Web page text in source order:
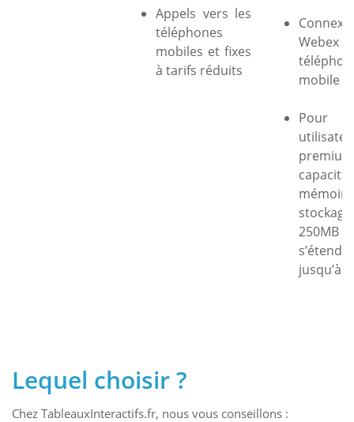
Appels vers les
téléphones
mobiles et fixes
à tarifs réduits
Webex
mobile
capacité
250MB
jusqu’à
Lequel choisir ?
Chez TableauxInteractifs.fr, nous vous conseillons :